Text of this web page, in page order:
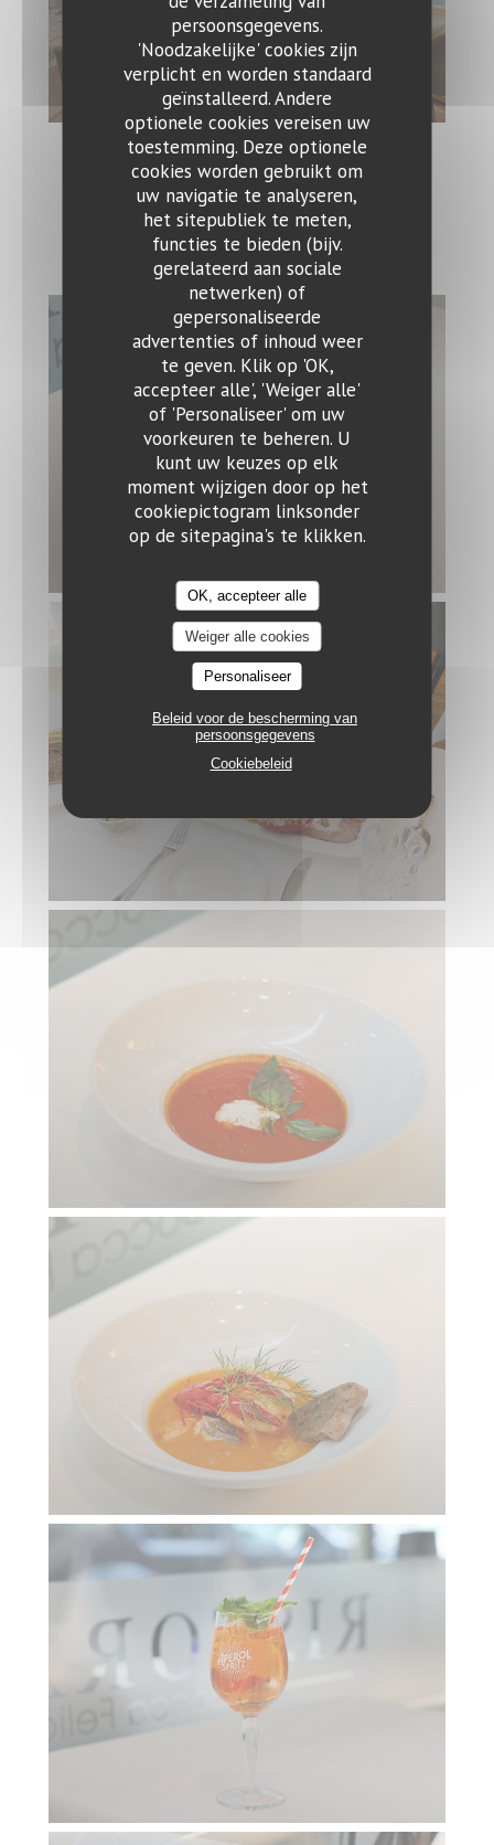
persoonsgegevens.
'Noodzakelijke' cookies zijn
verplicht en worden standaard
geïnstalleerd. Andere
optionele cookies vereisen uw
toestemming. Deze optionele
cookies worden gebruikt om
uw navigatie te analyseren,
het sitepubliek te meten,
functies te bieden (bijv.
gerelateerd aan sociale
netwerken) of
gepersonaliseerde
advertenties of inhoud weer
te geven. Klik op 'OK,
accepteer alle', 'Weiger alle'
of 'Personaliseer' om uw
voorkeuren te beheren. U
kunt uw keuzes op elk
moment wijzigen door op het
cookiepictogram linksonder
op de sitepagina's te klikken.
OK, accepteer alle
Weiger alle cookies
Personaliseer
Beleid voor de bescherming van
persoonsgegevens
Cookiebeleid
Speisen
Ristorante Bocca Felice